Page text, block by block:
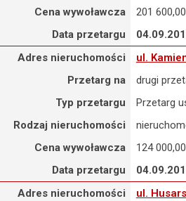
Cena wywoławcza
201
Data przetargu
nieruchomości : ul. Kamiennogórska
Adres nieruchomości
ul.
Przetarg na
drugi
Typ przetargu
Przetarg
Rodzaj nieruchomości
Cena wywoławcza
124
Data przetargu
nieruchomości : ul. Husarska 15 A,
Adres nieruchomości
ul.